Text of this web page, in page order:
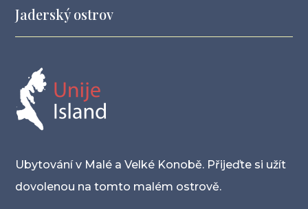
Jaderský ostrov
Ubytování v Malé a Velké Konobě. Přijeďte si užít
dovolenou na tomto malém ostrově.